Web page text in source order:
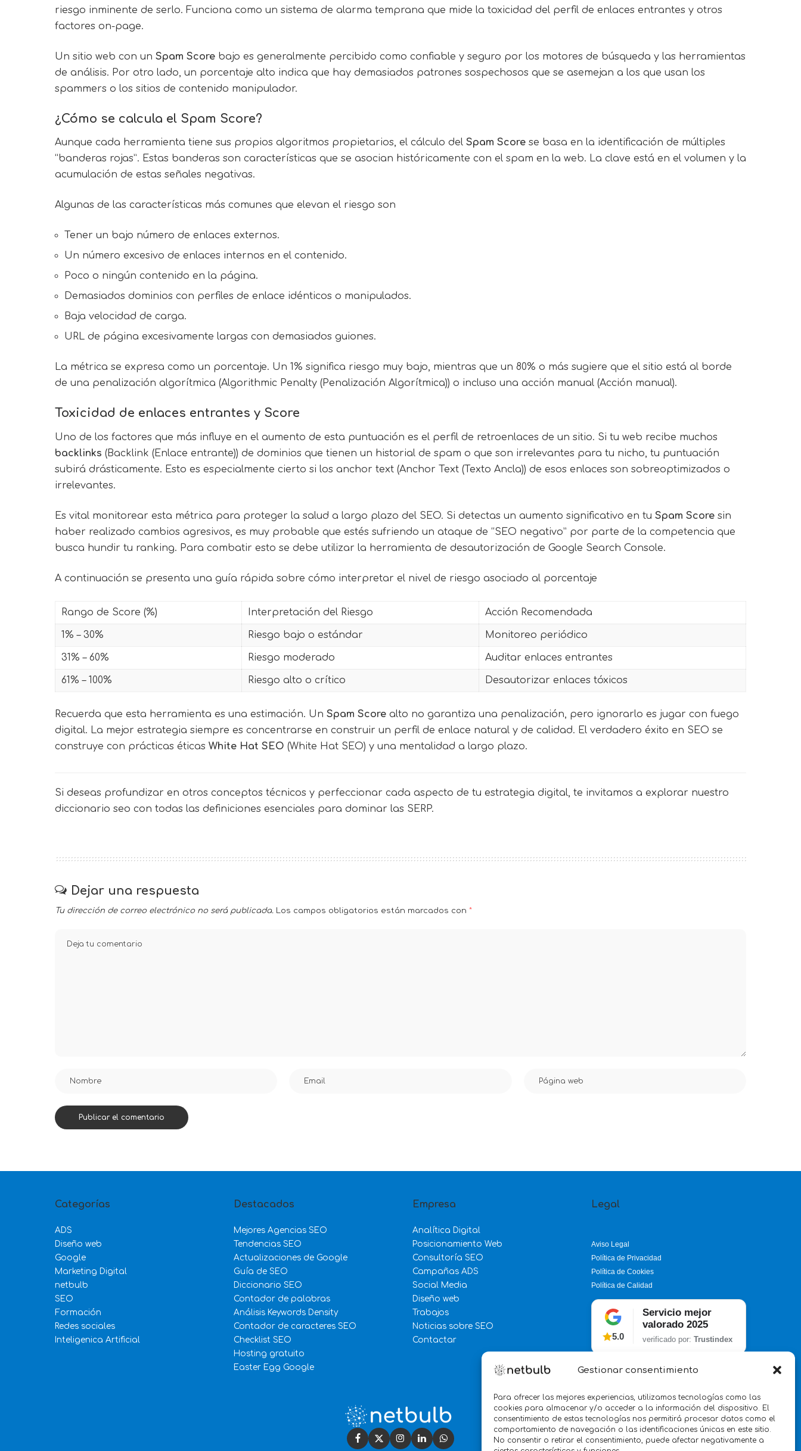
Gestionar consentimiento
Para ofrecer las mejores experiencias, utilizamos tecnologías como las
cookies para almacenar y/o acceder a la información del dispositivo. El
consentimiento de estas tecnologías nos permitirá procesar datos como el
comportamiento de navegación o las identificaciones únicas en este sitio.
No consentir o retirar el consentimiento, puede afectar negativamente a
riesgo inminente de serlo. Funciona como un sistema de alarma temprana que mide la toxicidad del perfil de enlaces entrantes y otros
factores on-page.
Un sitio web con un Spam Score bajo es generalmente percibido como confiable y seguro por los motores de búsqueda y las herramientas
de análisis. Por otro lado, un porcentaje alto indica que hay demasiados patrones sospechosos que se asemejan a los que usan los
spammers o los sitios de contenido manipulador.
¿Cómo se calcula el Spam Score?
Aunque cada herramienta tiene sus propios algoritmos propietarios, el cálculo del Spam Score se basa en la identificación de múltiples
“banderas rojas”. Estas banderas son características que se asocian históricamente con el spam en la web. La clave está en el volumen y la
acumulación de estas señales negativas.
Algunas de las características más comunes que elevan el riesgo son
Tener un bajo número de enlaces externos.
Un número excesivo de enlaces internos en el contenido.
Poco o ningún contenido en la página.
Demasiados dominios con perfiles de enlace idénticos o manipulados.
Baja velocidad de carga.
URL de página excesivamente largas con demasiados guiones.
La métrica se expresa como un porcentaje. Un 1% significa riesgo muy bajo, mientras que un 80% o más sugiere que el sitio está al borde
de una penalización algorítmica (Algorithmic Penalty (Penalización Algorítmica)) o incluso una acción manual (Acción manual).
Toxicidad de enlaces entrantes y Score
Uno de los factores que más influye en el aumento de esta puntuación es el perfil de retroenlaces de un sitio. Si tu web recibe muchos
backlinks (Backlink (Enlace entrante)) de dominios que tienen un historial de spam o que son irrelevantes para tu nicho, tu puntuación
subirá drásticamente. Esto es especialmente cierto si los anchor text (Anchor Text (Texto Ancla)) de esos enlaces son sobreoptimizados o
irrelevantes.
Es vital monitorear esta métrica para proteger la salud a largo plazo del SEO. Si detectas un aumento significativo en tu Spam Score sin
haber realizado cambios agresivos, es muy probable que estés sufriendo un ataque de “SEO negativo” por parte de la competencia que
busca hundir tu ranking. Para combatir esto se debe utilizar la herramienta de desautorización de Google Search Console.
A continuación se presenta una guía rápida sobre cómo interpretar el nivel de riesgo asociado al porcentaje
Rango de Score (%) Interpretación del Riesgo Acción Recomendada
1% – 30% Riesgo bajo o estándar Monitoreo periódico
31% – 60% Riesgo moderado Auditar enlaces entrantes
61% – 100% Riesgo alto o crítico Desautorizar enlaces tóxicos
Recuerda que esta herramienta es una estimación. Un Spam Score alto no garantiza una penalización, pero ignorarlo es jugar con fuego
digital. La mejor estrategia siempre es concentrarse en construir un perfil de enlace natural y de calidad. El verdadero éxito en SEO se
construye con prácticas éticas White Hat SEO (White Hat SEO) y una mentalidad a largo plazo.
Si deseas profundizar en otros conceptos técnicos y perfeccionar cada aspecto de tu estrategia digital, te invitamos a explorar nuestro
diccionario seo con todas las definiciones esenciales para dominar las SERP.
Dejar una respuesta
Tu dirección de correo electrónico no será publicada. Los campos obligatorios están marcados con *
Categorías
ADS
Diseño web
Google
Marketing Digital
netbulb
SEO
Formación
Redes sociales
Inteligenica Artificial
Destacados
Mejores Agencias SEO
Tendencias SEO
Actualizaciones de Google
Guía de SEO
Diccionario SEO
Contador de palabras
Análisis Keywords Density
Contador de caracteres SEO
Checklist SEO
Hosting gratuito
Easter Egg Google
Empresa
Analítica Digital
Posicionamiento Web
Consultoría SEO
Campañas ADS
Social Media
Diseño web
Trabajos
Noticias sobre SEO
Contactar
Legal
Aviso Legal
Política de Privacidad
Política de Cookies
Política de Calidad
5.0
Servicio mejor
valorado 2025
verificado por: Trustindex